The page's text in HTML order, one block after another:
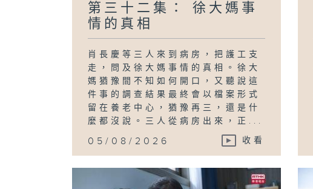
第三十二集： 徐大媽事
情的真相
肖長慶等三人來到病房，把護工支
走，問及徐大媽事情的真相。徐大
媽猶豫間不知如何開口，又聽說這
件事的調查結果最終會以檔案形式
留在養老中心，猶豫再三，還是什
麼都沒說。三人從病房出來，正...
05/08/2026 收看